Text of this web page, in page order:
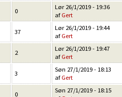
0
Lør 26/1/2019 - 19:36
af Gert
37
Lør 26/1/2019 - 19:44
af Gert
2
Lør 26/1/2019 - 19:47
af Gert
3
Søn 27/1/2019 - 18:13
af Gert
0
Søn 27/1/2019 - 18:15